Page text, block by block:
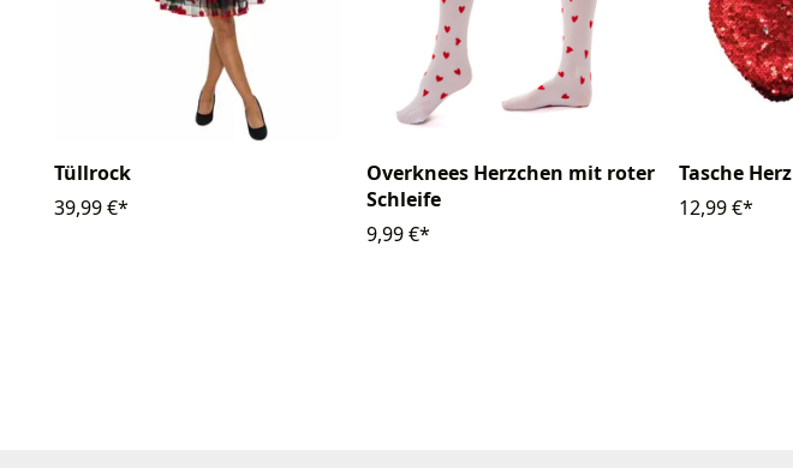
Tüllrock
39,99 €*
Overknees Herzchen mit roter
Schleife
9,99 €*
Tasche Herz
12,99 €*